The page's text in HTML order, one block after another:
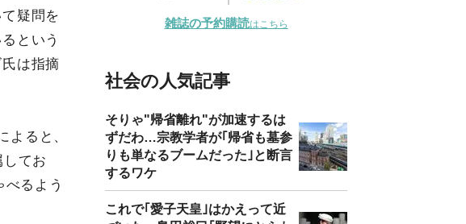
疑問を
という
は指摘
よると、
てお
るよう
雑誌の予約購読はこちら
社会の人気記事
そりゃ"帰省離れ"が加速するは
ずだわ…宗教学者が｢帰省も墓参
りも単なるブームだった｣と断言
するワケ
これで｢愛子天皇｣はかえって近